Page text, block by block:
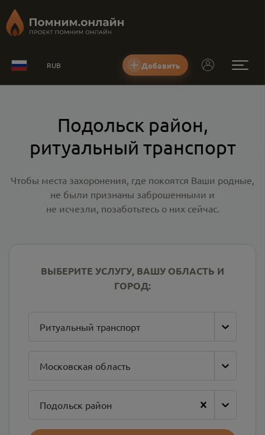
RUB Добавить
Подольск район,
ритуальный транспорт
Чтобы места захоронения, где покоятся Ваши родные,
не были признаны заброшенными и
не исчезли, позаботьтесь о них сейчас.
ВЫБЕРИТЕ УСЛУГУ, ВАШУ ОБЛАСТЬ И
ГОРОД:
Ритуальный транспорт
Московская область
Подольск район